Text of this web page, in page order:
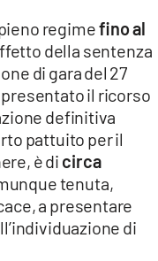
regimefino al
della sentenza
di gara del 27
il ricorso
definitiva
pattuito per il
è di circa
tenuta,
a presentare
di